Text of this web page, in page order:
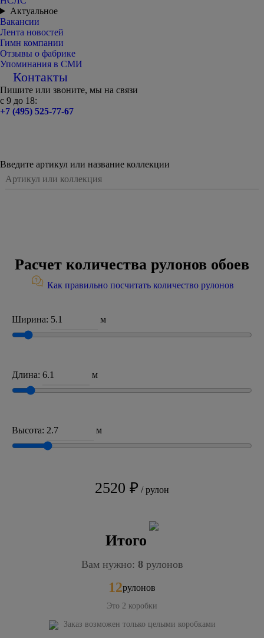
Актуальное
Вакансии
Лента новостей
Гимн компании
Отзывы о фабрике
Упоминания в СМИ
Контакты
Пишите или звоните, мы на связи
с 9 до 18:
+7 (495) 525-77-67
Введите артикул или название коллекции
Расчет количества рулонов обоев
Как правильно посчитать количество рулонов
Ширина: м
Длина: м
Высота: м
2520 ₽ / рулон
Итого
Вам нужно: 8рулонов
12рулонов
Это 2 коробки
Заказ возможен только целыми коробками